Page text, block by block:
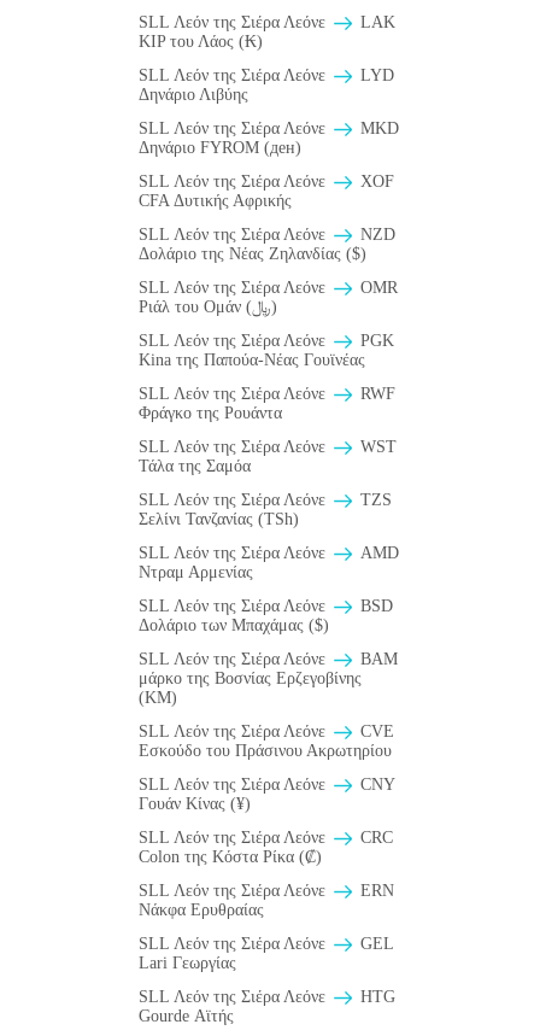
SLL Λεόν της Σιέρα Λεόνε
LAK
KIP του Λάος (₭)
SLL Λεόν της Σιέρα Λεόνε
LYD
Δηνάριο Λιβύης
SLL Λεόν της Σιέρα Λεόνε
MKD
Δηνάριο FYROM (ден)
SLL Λεόν της Σιέρα Λεόνε
XOF
CFA Δυτικής Αφρικής
SLL Λεόν της Σιέρα Λεόνε
NZD
Δολάριο της Νέας Ζηλανδίας ($)
SLL Λεόν της Σιέρα Λεόνε
OMR
Ριάλ του Ομάν (﷼)
SLL Λεόν της Σιέρα Λεόνε
PGK
Kina της Παπούα-Νέας Γουϊνέας
SLL Λεόν της Σιέρα Λεόνε
RWF
Φράγκο της Ρουάντα
SLL Λεόν της Σιέρα Λεόνε
WST
Τάλα της Σαμόα
SLL Λεόν της Σιέρα Λεόνε
TZS
Σελίνι Τανζανίας (TSh)
SLL Λεόν της Σιέρα Λεόνε
AMD
Ντραμ Αρμενίας
SLL Λεόν της Σιέρα Λεόνε
BSD
Δολάριο των Μπαχάμας ($)
SLL Λεόν της Σιέρα Λεόνε
BAM
μάρκο της Βοσνίας Ερζεγοβίνης
(KM)
SLL Λεόν της Σιέρα Λεόνε
CVE
Εσκούδο του Πράσινου Ακρωτηρίου
SLL Λεόν της Σιέρα Λεόνε
CNY
Γουάν Κίνας (¥)
SLL Λεόν της Σιέρα Λεόνε
CRC
Colon της Κόστα Ρίκα (₡)
SLL Λεόν της Σιέρα Λεόνε
ERN
Νάκφα Ερυθραίας
SLL Λεόν της Σιέρα Λεόνε
GEL
Lari Γεωργίας
SLL Λεόν της Σιέρα Λεόνε
HTG
Gourde Αϊτής